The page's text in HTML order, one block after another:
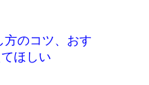
方のコツ、おす
ほしい